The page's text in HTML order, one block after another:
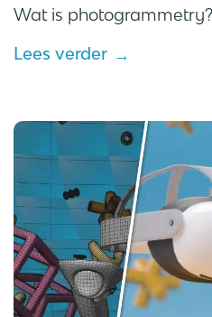
Wat is
Lees verder